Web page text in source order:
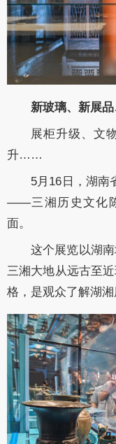
新玻璃、新展
展柜升级、文
升……
5月16日，湖南
——三湘历史文化
面。
这个展览以湖
三湘大地从远古至
格，是观众了解湖湘